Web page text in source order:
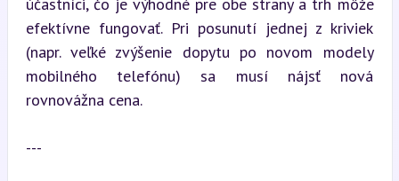
efektívne fungovať. Pri posunutí jednej z kriviek
(napr. veľké zvýšenie dopytu po novom modely
mobilného telefónu) sa musí nájsť nová
rovnovážna cena.
---